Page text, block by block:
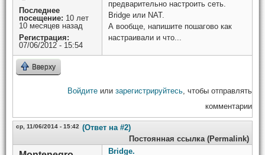
Последнее
посещение: 10 лет
10 месяцев назад
Регистрация:
07/06/2012 - 15:54
предварительно настроить сеть.
Bridge или NAT.
А вообще, напишите пошагово как
настраивали и что...
Вверху
Войдите или зарегистрируйтесь , чтобы отправлять
комментарии
ср, 11/06/2014 - 15:42 (Ответ на #2)
Постоянная ссылка (Permalink)
Bridge.